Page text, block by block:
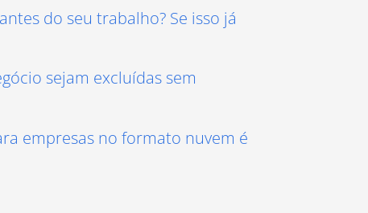
do seu trabalho? Se isso já
sejam excluídas sem
empresas no formato nuvem é